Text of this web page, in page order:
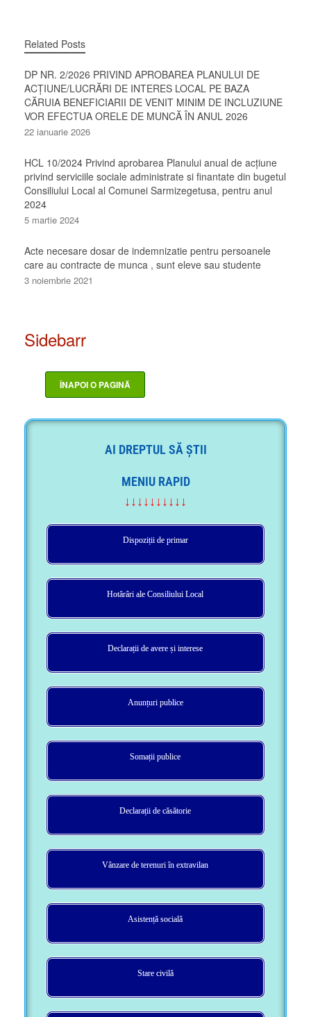
Related Posts
DP NR. 2/2026 PRIVIND APROBAREA PLANULUI DE
ACȚIUNE/LUCRĂRI DE INTERES LOCAL PE BAZA
CĂRUIA BENEFICIARII DE VENIT MINIM DE INCLUZIUNE
VOR EFECTUA ORELE DE MUNCĂ ÎN ANUL 2026
22 ianuarie 2026
HCL 10/2024 Privind aprobarea Planului anual de acţiune
privind serviciile sociale administrate si finantate din bugetul
Consiliului Local al Comunei Sarmizegetusa, pentru anul
2024
5 martie 2024
Acte necesare dosar de indemnizatie pentru persoanele
care au contracte de munca , sunt eleve sau studente
3 noiembrie 2021
Sidebarr
AI DREPTUL SĂ ȘTII
MENIU RAPID
↓↓↓↓↓↓↓↓↓↓
Dispoziții de primar
Hotărâri ale Consiliului Local
Declarații de avere și interese
Anunțuri publice
Somații publice
Declarații de căsătorie
Vânzare de terenuri în extravilan
Asistență socială
Stare civilă